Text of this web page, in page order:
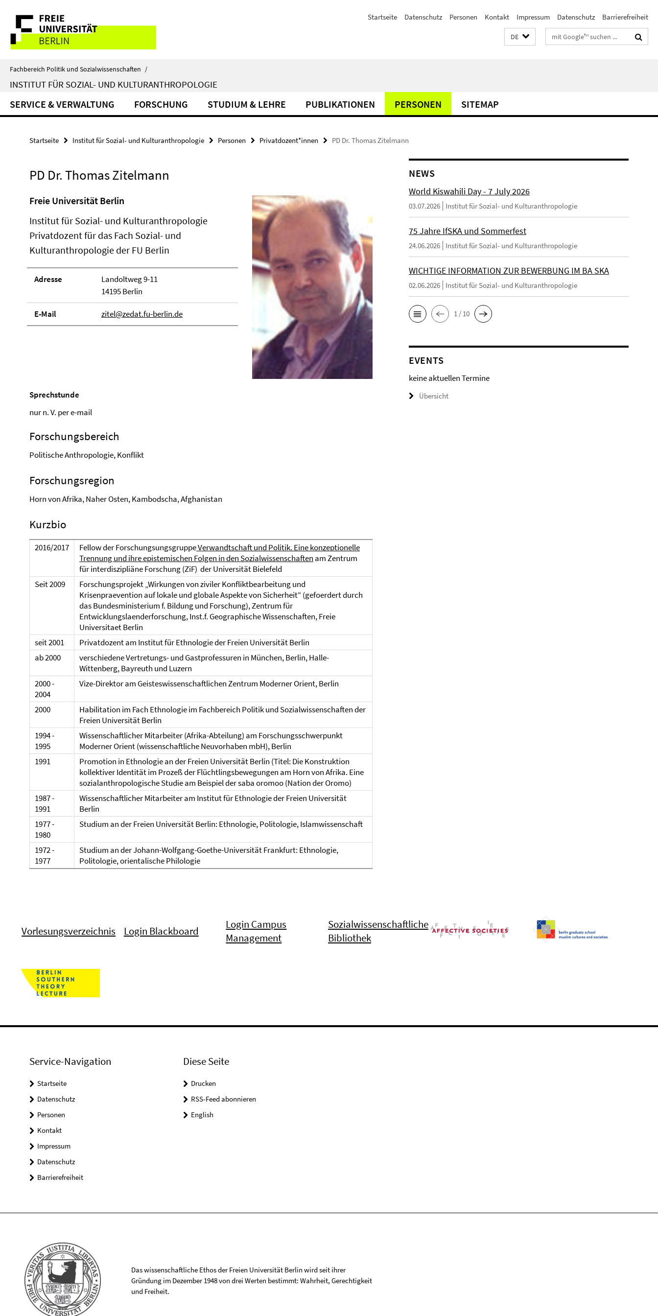
direkt
Inhalt
Service-
Navigation
Startseite Datenschutz Personen Kontakt Impressum Datenschutz Barrierefreiheit
DE Suchbegriffe
Fachbereich Politik und Sozialwissenschaften /
INSTITUT FÜR SOZIAL- UND KULTURANTHROPOLOGIE
SERVICE & VERWALTUNG FORSCHUNG STUDIUM & LEHRE PUBLIKATIONEN PERSONEN SITEMAP
Startseite Institut für Sozial- und Kulturanthropologie Personen Privatdozent*innen PD Dr. Thomas Zitelmann
PD Dr. Thomas Zitelmann
Freie Universität Berlin
Institut für Sozial- und Kulturanthropologie
Privatdozent für das Fach Sozial- und
Kulturanthropologie der FU Berlin
Adresse
Landoltweg 9-11
14195 Berlin
E-Mail zitel@zedat.fu-berlin.de
Sprechstunde
nur n. V. per e-mail
Forschungsbereich
Politische Anthropologie, Konflikt
Forschungsregion
Horn von Afrika, Naher Osten, Kambodscha, Afghanistan
Kurzbio
2016/2017 Fellow der ForschungsungsgruppeVerwandtschaft und Politik. Eine konzeptionelle
Trennung und ihre epistemischen Folgen in den Sozialwissenschaften am Zentrum
für interdiszipliäne Forschung (ZiF) der Universität Bielefeld
Seit 2009
Forschungsprojekt „Wirkungen von ziviler Konfliktbearbeitung und
Krisenpraevention auf lokale und globale Aspekte von Sicherheit“ (gefoerdert durch
das Bundesministerium f. Bildung und Forschung), Zentrum für
Entwicklungslaenderforschung, Inst.f. Geographische Wissenschaften, Freie
Universitaet Berlin
seit 2001
Privatdozent am Institut für Ethnologie der Freien Universität Berlin
ab 2000
verschiedene Vertretungs- und Gastprofessuren in München, Berlin, Halle-
Wittenberg, Bayreuth und Luzern
2000 -
2004
Vize-Direktor am Geisteswissenschaftlichen Zentrum Moderner Orient, Berlin
2000
Habilitation im Fach Ethnologie im Fachbereich Politik und Sozialwissenschaften der
Freien Universität Berlin
1994 -
1995
Wissenschaftlicher Mitarbeiter (Afrika-Abteilung) am Forschungsschwerpunkt
Moderner Orient (wissenschaftliche Neuvorhaben mbH), Berlin
1991
Promotion in Ethnologie an der Freien Universität Berlin (Titel: Die Konstruktion
kollektiver Identität im Prozeß der Flüchtlingsbewegungen am Horn von Afrika. Eine
sozialanthropologische Studie am Beispiel der saba oromoo (Nation der Oromo)
1987 -
1991
Wissenschaftlicher Mitarbeiter am Institut für Ethnologie der Freien Universität
Berlin
1977 -
1980
Studium an der Freien Universität Berlin: Ethnologie, Politologie, Islamwissenschaft
1972 -
1977
Studium an der Johann-Wolfgang-Goethe-Universität Frankfurt: Ethnologie,
Politologie, orientalische Philologie
NEWS
World Kiswahili Day - 7 July 2026
03.07.2026 Institut für Sozial- und Kulturanthropologie
75 Jahre IfSKA und Sommerfest
24.06.2026 Institut für Sozial- und Kulturanthropologie
WICHTIGE INFORMATION ZUR BEWERBUNG IM BA SKA
02.06.2026 Institut für Sozial- und Kulturanthropologie
1 / 10
EVENTS
keine aktuellen Termine
Übersicht
Vorlesungsverzeichnis Login Blackboard
Login Campus
Management
Sozialwissenschaftliche
Bibliothek
Service-Navigation
Startseite
Datenschutz
Personen
Kontakt
Impressum
Datenschutz
Barrierefreiheit
Diese Seite
Drucken
RSS-Feed abonnieren
English
Das wissenschaftliche Ethos der Freien Universität Berlin wird seit ihrer
Gründung im Dezember 1948 von drei Werten bestimmt: Wahrheit, Gerechtigkeit
und Freiheit.